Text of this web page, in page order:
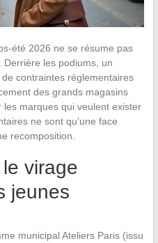
été 2026 ne se résume pas
les podiums, un
contraintes réglementaires
des grands magasins
marques qui veulent exister
ne sont qu’une face
recomposition.
virage
jeunes
municipal Ateliers Paris (issu